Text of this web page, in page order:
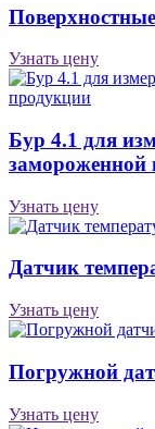
Узнать цену
Бур 4.1 для
замороженной
Узнать цену
Датчик
Узнать цену
Погружной
Узнать цену